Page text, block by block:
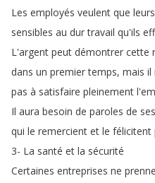
Les employés veulent que leurs
sensibles au dur travail qu'ils
L'argent peut démontrer cette
dans un premier temps, mais il
pas à satisfaire pleinement
Il aura besoin de paroles de ses
qui le remercient et le félicitent
3- La santé et la sécurité
Certaines entreprises ne